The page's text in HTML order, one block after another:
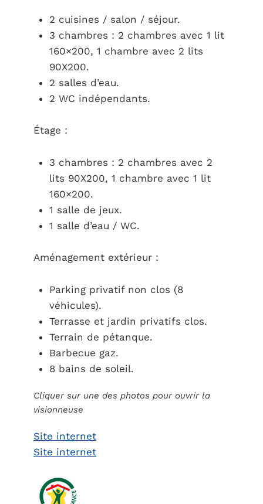
2 cuisines / salon / séjour.
3 chambres : 2 chambres avec 1 lit
160×200, 1 chambre avec 2 lits
90X200.
2 salles d’eau.
2 WC indépendants.
Étage :
3 chambres : 2 chambres avec 2
lits 90X200, 1 chambre avec 1 lit
160×200.
1 salle de jeux.
1 salle d’eau / WC.
Aménagement extérieur :
Parking privatif non clos (8
véhicules).
Terrasse et jardin privatifs clos.
Terrain de pétanque.
Barbecue gaz.
8 bains de soleil.
Cliquer sur une des photos pour ouvrir la
visionneuse
Site internet
Site internet